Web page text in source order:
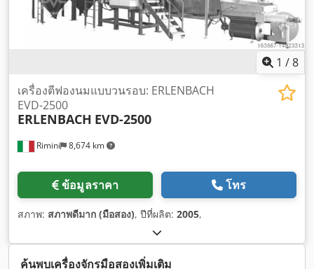
1 /8
Rimini 8,674 km
เครื่องตีฟองนมแบบวนรอบ: ERLENBACH
EVD-2500
ERLENBACH EVD-2500
ข้อมูลราคา โทร
สภาพ: สภาพดีมาก (มือสอง), ปีที่ผลิต: 2005,
ค้นพบเครื่องจักรมือสองเพิ่มเติม